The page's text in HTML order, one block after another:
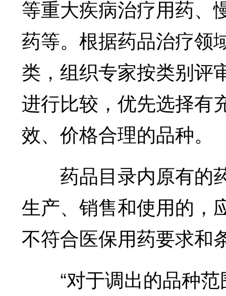
等重大疾病治疗用药、
药等。根据药品治疗领
类，组织专家按类别评
进行比较，优先选择有
效、价格合理的品种。
药品目录内原有的
生产、销售和使用的，
不符合医保用药要求和
“对于调出的品种范